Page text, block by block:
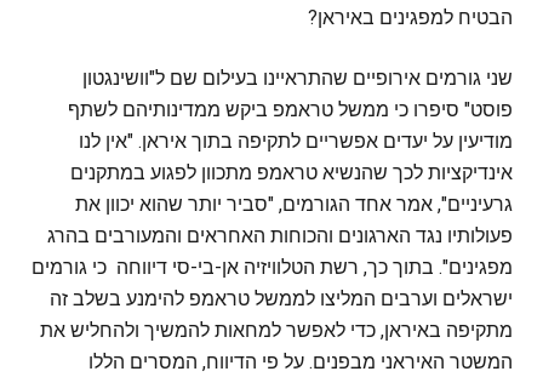
הבטיח למפגינים באיראן?
שני גורמים אירופיים שהתראיינו בעילום שם ל"וושינגטון
פוסט" סיפרו כי ממשל טראמפ ביקש ממדינותיהם לשתף
מודיעין על יעדים אפשריים לתקיפה בתוך איראן. "אין לנו
אינדיקציות לכך שהנשיא טראמפ מתכוון לפגוע במתקנים
גרעיניים", אמר אחד הגורמים, "סביר יותר שהוא יכוון את
פעולותיו נגד הארגונים והכוחות האחראים והמעורבים בהרג
מפגינים". בתוך כך, רשת הטלוויזיה אן-בי-סי דיווחה כי גורמים
ישראלים וערבים המליצו לממשל טראמפ להימנע בשלב זה
מתקיפה באיראן, כדי לאפשר למחאות להמשיך ולהחליש את
המשטר האיראני מבפנים. על פי הדיווח, המסרים הללו